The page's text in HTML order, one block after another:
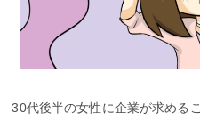
30代後半の女性に企業が求める